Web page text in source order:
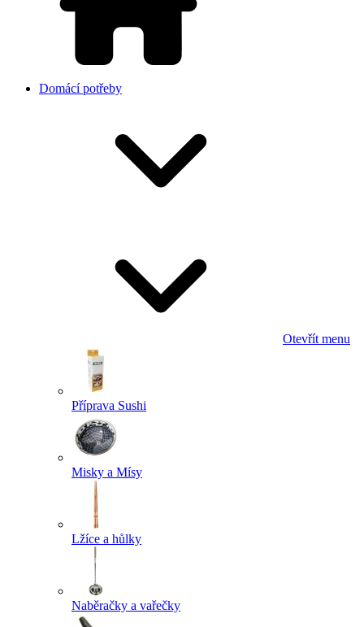
Domácí potřeby
Otevřít menu
Příprava Sushi
Misky a Mísy
Lžíce a hůlky
Naběračky a vařečky